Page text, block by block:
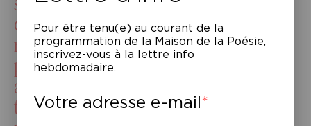
qui est malencontreusement le
mien, dans la mesure où cent fois
préférable aurait été de naître
apatride ou de ne pas naître du
tout, il existe encore des lieux qui
Pour être tenu(e) au courant de la
programmation de la Maison de la Poésie,
inscrivez-vous à la lettre info
hebdomadaire.
Votre adresse e-mail